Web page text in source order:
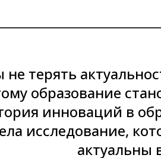
не терять
образование
инноваций в
исследование,
актуальны